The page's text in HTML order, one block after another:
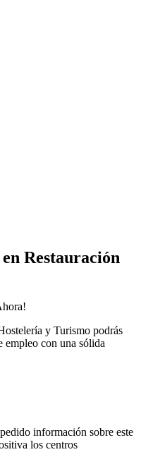
Restauración
y Turismo podrás
empleo con una sólida
información sobre este
los centros